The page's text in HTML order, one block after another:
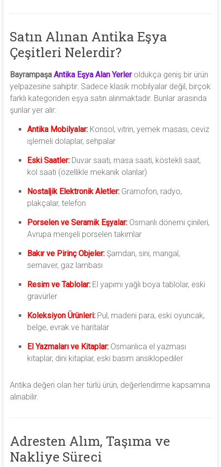
Satın Alınan Antika Eşya
Çeşitleri Nelerdir?
Bayrampaşa Antika Eşya Alan Yerleroldukça geniş bir ürün
yelpazesine sahiptir. Sadece klasik mobilyalar değil, birçok
farklı kategoriden eşya satın alınmaktadır. Bunlar arasında
şunlar yer alır:
Antika Mobilyalar:Konsol, vitrin, yemek masası, ceviz
işlemeli dolaplar, sehpalar
Eski Saatler:Duvar saati, masa saati, köstekli saat,
kol saati (özellikle mekanik olanlar)
Nostaljik Elektronik Aletler:Gramofon, radyo,
plakçalar, telefon
Porselen ve Seramik Eşyalar: Osmanlı dönemi çinileri,
Avrupa menşeli porselen takımlar
Bakır ve Pirinç Objeler:Şamdan, sini, mangal,
semaver, gaz lambası
Resim ve Tablolar:El yapımı yağlı boya tablolar, eski
gravürler
Koleksiyon Ürünleri:Pul, madeni para, eski oyuncak,
belge, evrak ve haritalar
El Yazmaları ve Kitaplar:Osmanlıca el yazması
kitaplar, dini kitaplar, eski basım ansiklopediler
Antika değeri olan her türlü ürün, değerlendirme kapsamına
alınabilir.
Adresten Alım, Taşıma ve
Nakliye Süreci